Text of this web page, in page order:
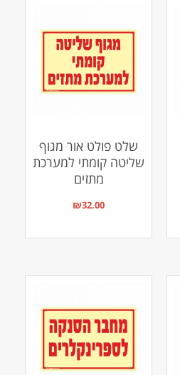
שלט פולט אור מגוף
שליטה קומתי למערכת
מתזים
₪32.00